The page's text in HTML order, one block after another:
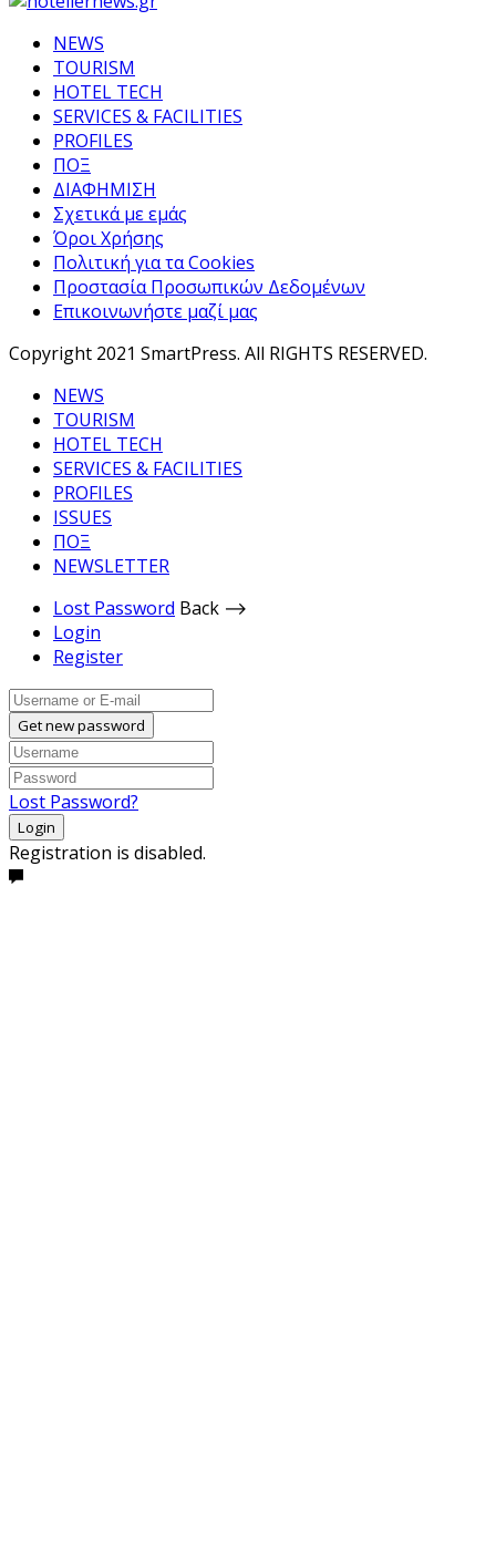
NEWS
TOURISM
HOTEL TECH
SERVICES & FACILITIES
PROFILES
ΠΟΞ
ΔΙΑΦΗΜΙΣΗ
Σχετικά με εμάς
Όροι Χρήσης
Πολιτική για τα Cookies
Προστασία Προσωπικών Δεδομένων
Επικοινωνήστε μαζί μας
Copyright 2021 SmartPress. All RIGHTS RESERVED.
NEWS
TOURISM
HOTEL TECH
SERVICES & FACILITIES
PROFILES
ISSUES
ΠΟΞ
NEWSLETTER
Lost Password Back ⟶
Login
Register
Get new password
Lost Password?
Login
Registration is disabled.